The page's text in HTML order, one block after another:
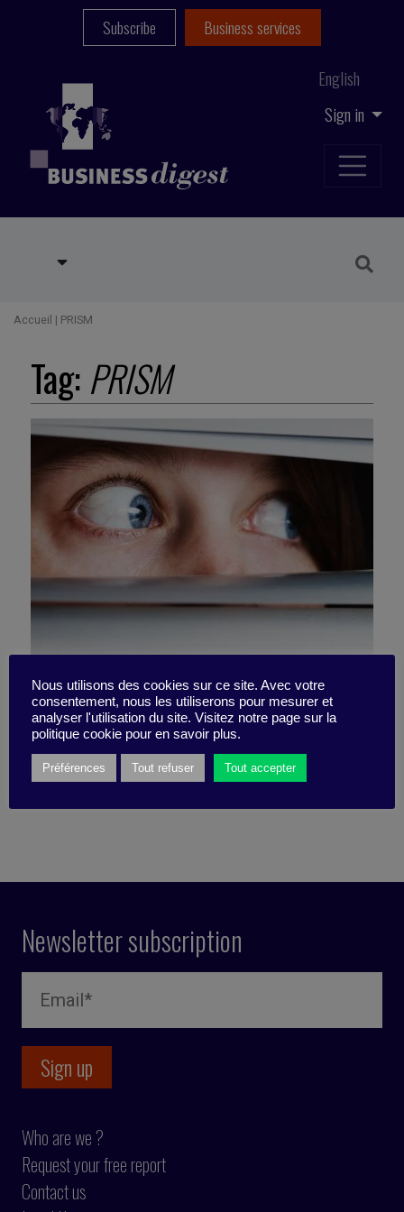
Sign in
English
Subscribe Business services
Accueil | PRISM
Tag: PRISM
#areweallparanoid?
16 January 2019
Newsletter subscription
Who are we ?
Request your free report
Contact us
Nous utilisons des cookies sur ce site. Avec votre
consentement, nous les utiliserons pour mesurer et
analyser l'utilisation du site. Visitez notre page sur la
politique cookie pour en savoir plus.
Préférences Tout refuser Tout accepter